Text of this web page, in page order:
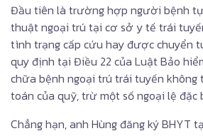
Đầu tiên là trường hợp người bệnh
thuật ngoại trú tại cơ sở y tế trái
tình trạng cấp cứu hay được chuyển
quy định tại Điều 22 của Luật Bảo
chữa bệnh ngoại trú trái tuyến không
toán của quỹ, trừ một số ngoại lệ đặc
Chẳng hạn, anh Hùng đăng ký BHYT